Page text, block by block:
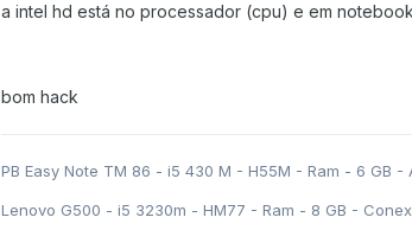
a intel hd está no processador (cpu) e em
bom hack
PB Easy Note TM 86 - i5 430 M - H55M - Ram - 6 GB -
Lenovo G500 - i5 3230m - HM77 - Ram - 8 GB -